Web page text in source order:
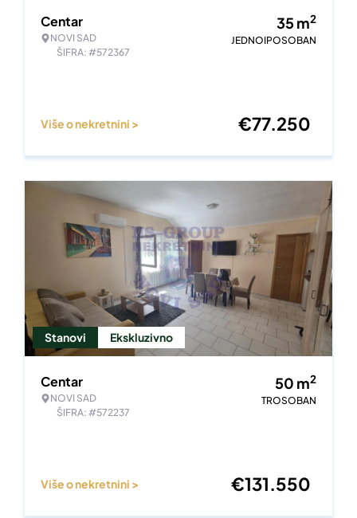
Centar
NOVI SAD
ŠIFRA: #572367
35m2
JEDNOIPOSOBAN
Više o nekretnini > €77.250
Stanovi Ekskluzivno
Centar
NOVI SAD
ŠIFRA: #572237
50 m2
TROSOBAN
Više o nekretnini > €131.550